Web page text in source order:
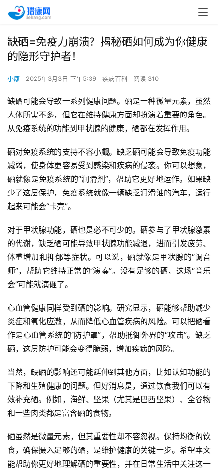
缺硒=免疫力崩溃？揭秘硒如何成为你健康
的隐形守护者！
小康 2025年3月3日 下午5:39 疾病百科 阅读 310
缺硒可能会导致一系列健康问题。硒是一种微量元素，虽然
人体所需不多，但它在维持健康方面却扮演着重要的角色。
从免疫系统的功能到甲状腺的健康，硒都在发挥作用。
硒对免疫系统的支持不容小觑。缺乏硒可能会导致免疫功能
减弱，使身体更容易受到感染和疾病的侵袭。你可以想象，
硒就像是免疫系统的“润滑剂”，帮助它更好地运作。如果缺
少了这层保护，免疫系统就像一辆缺乏润滑油的汽车，运行
起来可能会“卡壳”。
对于甲状腺功能，硒也是必不可少的。硒参与了甲状腺激素
的代谢，缺乏硒可能导致甲状腺功能减退，进而引发疲劳、
体重增加和抑郁等症状。可以说，硒就像是甲状腺的“调音
师”，帮助它维持正常的“演奏”。没有足够的硒，这场“音乐
会”可能就演砸了。
心血管健康同样受到硒的影响。研究显示，硒能够帮助减少
炎症和氧化应激，从而降低心血管疾病的风险。可以把硒看
作是心血管系统的“防护罩”，帮助抵御外界的“攻击”。缺乏
硒，这层防护可能会变得脆弱，增加疾病的风险。
当然，缺硒的影响还可能延伸到其他方面，比如认知功能的
下降和生殖健康的问题。但好消息是，通过饮食我们可以有
效补充硒。例如，海鲜、坚果（尤其是巴西坚果）、全谷物
和一些肉类都是富含硒的食物。
硒虽然是微量元素，但其重要性却不容忽视。保持均衡的饮
食，确保摄入足够的硒，是维护健康的关键一步。希望本文
能帮助你更好地理解硒的重要性，并在日常生活中关注这一